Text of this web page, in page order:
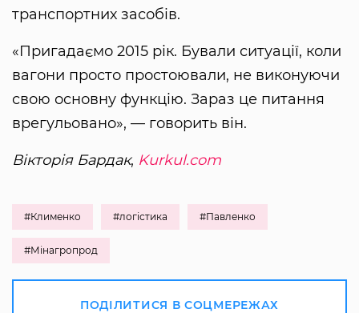
транспортних засобів.
«Пригадаємо 2015 рік. Бували ситуації, коли
вагони просто простоювали, не виконуючи
свою основну функцію. Зараз це питання
врегульовано», — говорить він.
Вікторія Бардак, Kurkul.com
#Клименко #логістика #Павленко
#Мінагропрод
ПОДІЛИТИСЯ В СОЦМЕРЕЖАХ